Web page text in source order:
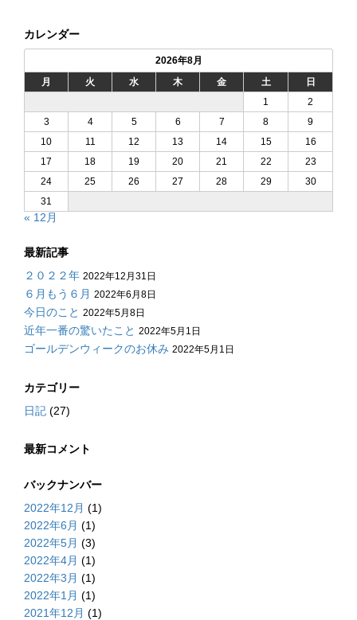
カレンダー
2026年8月
月
火 水 木 金 土
日
1
2
3
4 5 6 7 8
9
10
11 12 13 14 15
16
17
18 19 20 21 22
23
24
25 26 27 28 29
30
31
« 12月
最新記事
２０２２年 2022年12月31日
６月もう６月 2022年6月8日
今日のこと 2022年5月8日
近年一番の驚いたこと 2022年5月1日
ゴールデンウィークのお休み 2022年5月1日
カテゴリー
日記 (27)
最新コメント
バックナンバー
2022年12月 (1)
2022年6月 (1)
2022年5月 (3)
2022年4月 (1)
2022年3月 (1)
2022年1月 (1)
2021年12月 (1)